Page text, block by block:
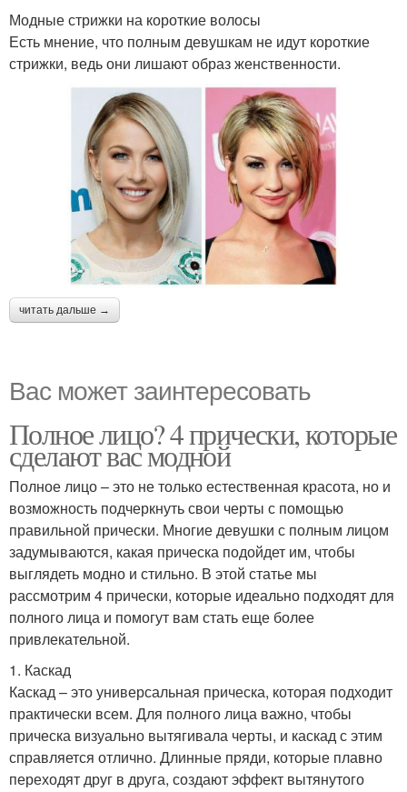
Модные стрижки на короткие волосы
Есть мнение, что полным девушкам не идут короткие
стрижки, ведь они лишают образ женственности.
читать дальше →
Вас может заинтересовать
Полное лицо? 4 прически, которые
сделают вас модной
Полное лицо – это не только естественная красота, но и
возможность подчеркнуть свои черты с помощью
правильной прически. Многие девушки с полным лицом
задумываются, какая прическа подойдет им, чтобы
выглядеть модно и стильно. В этой статье мы
рассмотрим 4 прически, которые идеально подходят для
полного лица и помогут вам стать еще более
привлекательной.
1. Каскад
Каскад – это универсальная прическа, которая подходит
практически всем. Для полного лица важно, чтобы
прическа визуально вытягивала черты, и каскад с этим
справляется отлично. Длинные пряди, которые плавно
переходят друг в друга, создают эффект вытянутого